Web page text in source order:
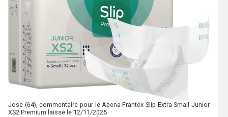
Jose (64), commentaire pour le Abena-Frantex Slip Extra Small Junior
XS2 Premium laissé le 12/11/2025